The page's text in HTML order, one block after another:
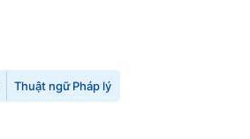
Thuật ngữ Pháp lý